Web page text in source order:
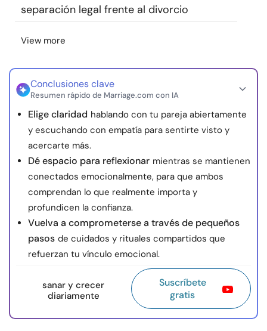
nosotros
separación legal frente al divorcio
View more
Conclusiones clave
Resumen rápido de Marriage.com con IA
Elige claridad hablando con tu pareja abiertamente
y escuchando con empatía para sentirte visto y
acercarte más.
Dé espacio para reflexionar mientras se mantienen
conectados emocionalmente, para que ambos
comprendan lo que realmente importa y
profundicen la confianza.
Vuelva a comprometerse a través de pequeños
pasos de cuidados y rituales compartidos que
refuerzan tu vínculo emocional.
sanar y crecer
diariamente
Suscríbete
gratis